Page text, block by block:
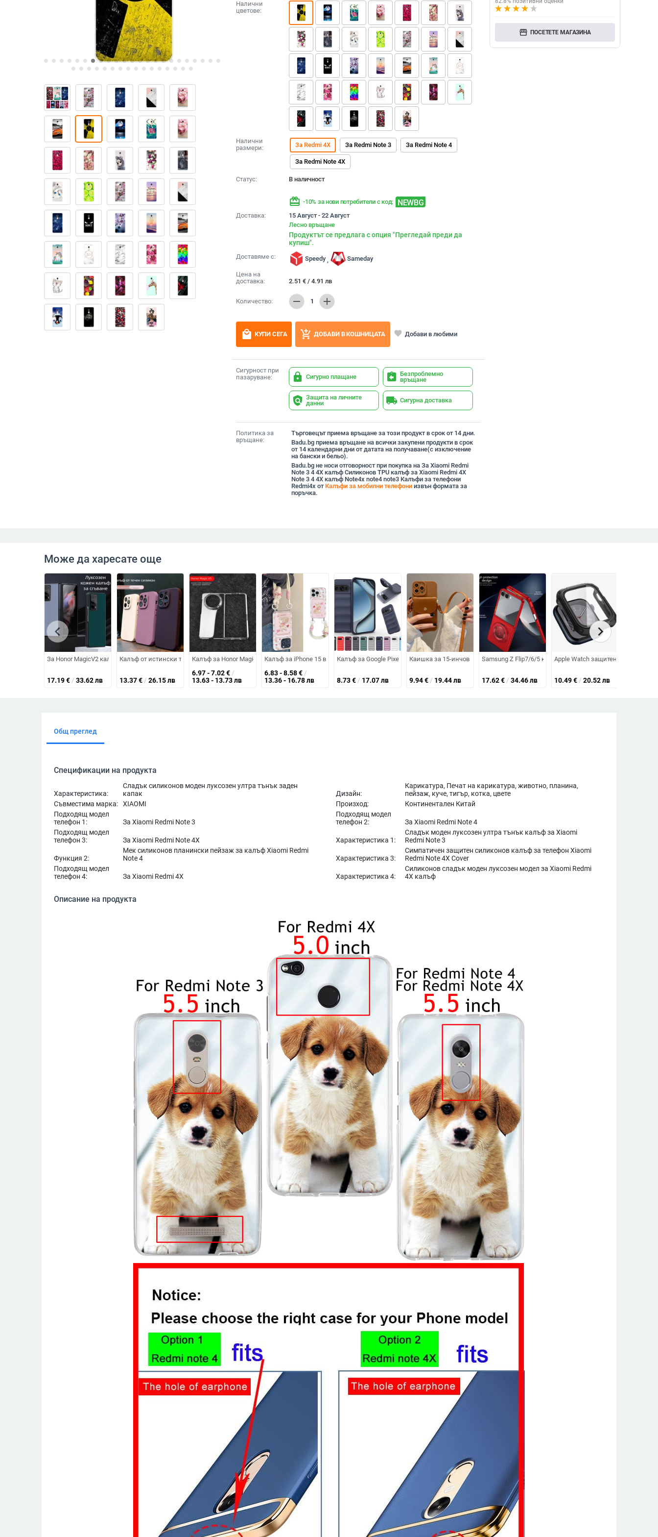
Налични
цветове:
Налични
размери:
За Redmi 4X За Redmi Note 3 За Redmi Note 4
За Redmi Note 4X
Статус: В наличност
redeem -10% за нови потребители с код: NEWBG
Доставка:
15 Август - 22 Август
Лесно връщане
Продуктът се предлага с опция "Прегледай преди да
купиш".
Доставяме с: Speedy , Sameday
Цена на
доставка:
2.51 € / 4.91 лв
Количество: remove 1 add
local_mall КУПИ СЕГА add_shopping_cart ДОБАВИ В КОШНИЦАТА favorite Добави в любими
Сигурност при
пазаруване:
lock Сигурно плащане assignment_return Безпроблемно
връщане
policy Защита на личните
данни
local_shipping Сигурна доставка
Политика за
връщане:
Търговецът приема връщане за този продукт в срок от 14 дни.
Badu.bg приема връщане на всички закупени продукти в срок
от 14 календарни дни от датата на получаване(с изключение
на бански и бельо).
Badu.bg не носи отговорност при покупка на За Xiaomi Redmi
Note 3 4 4X калъф Силиконов TPU калъф за Xiaomi Redmi 4X
Note 3 4 4X калъф Note4x note4 note3 Калъфи за телефони
Redmi4x от Калъфи за мобилни телефониизвън формата за
поръчка.
storefront ПОСЕТЕТЕ МАГАЗИНА
Може да харесате още
За Honor MagicV2 калъф за телефон от изкуствена кожа VS2, пълен обхват, удароустойчив, разделен корпус и корпус за сгъваемия дисплей
17.19€ / 33.62 лв
Калъф от истински течен силикон с пълно покритие на камерата за iPhone 14 Pro Max, iPhone 13 Pro и iPhone 12 — удароустойчив
13.37€ / 26.15 лв
Калъф за Honor Magic V5 със сгъваем дисплей, прозрачен, лъскав, PC материал
6.97 - 7.02€ /
13.63 - 13.73 лв
Калъф за iPhone 15 в стил бял елен със сладък зайче и панделка, с каишка, карикатурен дизайн
6.83 - 8.58€ /
13.36 - 16.78 лв
Калъф за Google Pixel 10A с усещане за кожа и магически щит за защита, нов модел, съвместим с Pixel 6/
8.73€ / 17.07 лв
Каишка за 15-инчов модел, 17-инчов, с защита от падане, 16-инчов, за
9.94€ / 19.44 лв
Samsung Z Flip7/6/5 кейс с въртяща се сгъваема
17.62€ / 34.46 лв
Apple Watch защитен калъф с
10.49€ / 20.52 лв
chevron_left chevron_right
Общ преглед
Спецификации на продукта
Характеристика:
Сладък силиконов моден луксозен ултра тънък заден
капак
Дизайн:
Карикатура, Печат на карикатура, животно, планина,
пейзаж, куче, тигър, котка, цвете
Съвместима марка:
XIAOMI Произход:
Континентален Китай
Подходящ модел
телефон 1:
За Xiaomi Redmi Note 3
Подходящ модел
телефон 2:
За Xiaomi Redmi Note 4
Подходящ модел
телефон 3:
За Xiaomi Redmi Note 4X Характеристика 1:
Сладък моден луксозен ултра тънък калъф за Xiaomi
Redmi Note 3
Функция 2:
Мек силиконов планински пейзаж за калъф Xiaomi Redmi
Note 4
Характеристика 3:
Симпатичен защитен силиконов калъф за телефон Xiaomi
Redmi Note 4X Cover
Подходящ модел
телефон 4:
За Xiaomi Redmi 4X Характеристика 4:
Силиконов сладък моден луксозен модел за Xiaomi Redmi
4X калъф
Описание на продукта